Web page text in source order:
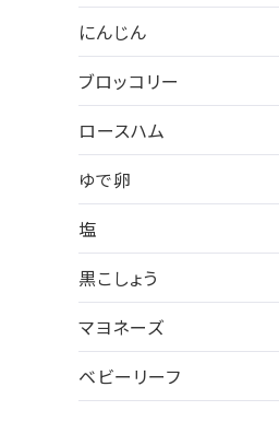
にんじん
ブロッコリー
ロースハム
ゆで卵
塩
黒こしょう
マヨネーズ
ベビーリーフ